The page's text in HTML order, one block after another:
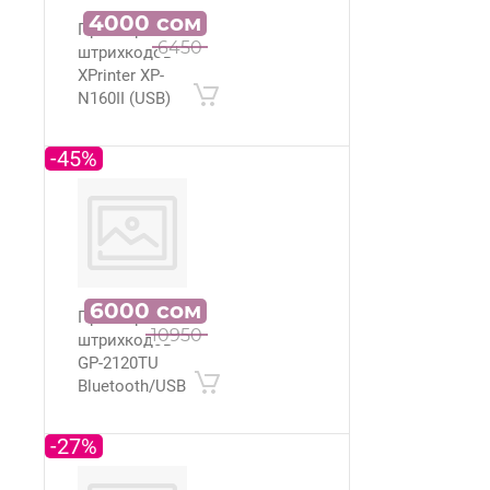
Принтер
штрихкодов
XPrinter XP-
N160II (USB)
6450
4000 сом
Принтер
штрихкодов
GP-2120TU
Bluetooth/USB
-45%
10950
6000 сом
-27%